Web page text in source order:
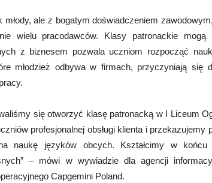
młody, ale z bogatym doświadczeniem
wielu pracodawców. Klasy patronackie
z biznesem pozwala uczniom rozpocząć
młodzież odbywa w firmach, przyczyniają się
się otworzyć klasę patronacką w I Liceum
profesjonalnej obsługi klienta i
naukę języków obcych. Kształcimy w końcu
– mówi w wywiadzie dla agencji
Capgemini Poland.